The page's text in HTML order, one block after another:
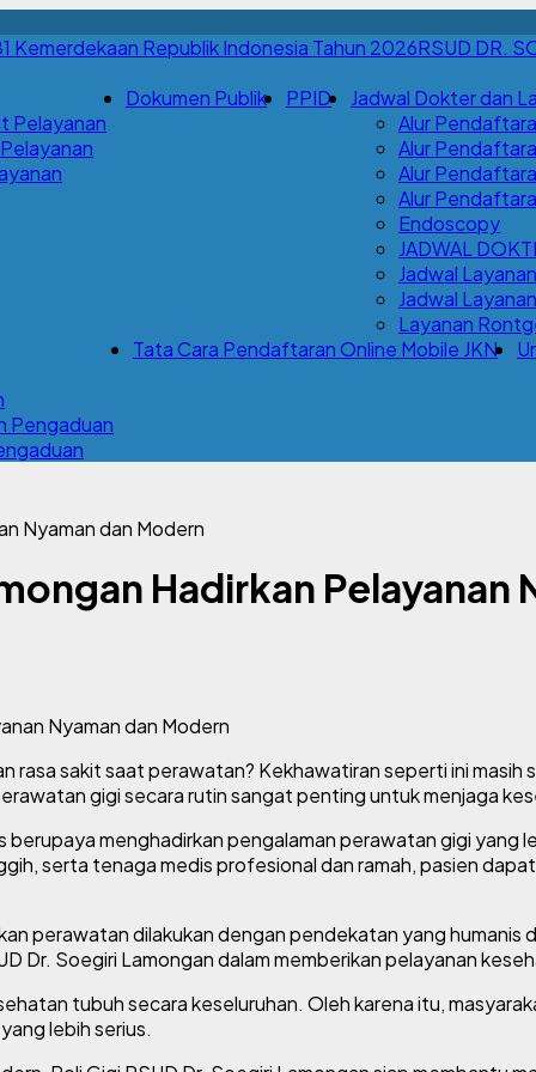
RSUD DR.
Pelayanan
Dokumen Publik PPID
Jadwal Dokter dan
Alur
Alur
Alur
Alur
Endoscopy
JADWAL
Jadwal
Jadwal
Layanan
Pengaduan
Tata Cara Pendaftaran Online Mobile JKN
Nyaman dan Modern
Hadirkan Pelayanan
rasa sakit saat perawatan? Kekhawatiran seperti ini
gigi secara rutin sangat penting untuk menjaga
berupaya menghadirkan pengalaman perawatan gigi yang
serta tenaga medis profesional dan ramah, pasien
perawatan dilakukan dengan pendekatan yang humanis
Dr. Soegiri Lamongan dalam memberikan pelayanan
tubuh secara keseluruhan. Oleh karena itu,
lebih serius.